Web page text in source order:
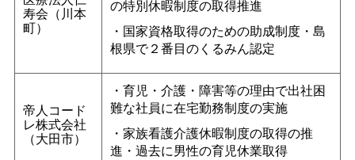
寿会（川本
町）
の特別休暇制度の取得推進
・国家資格取得のための助成制度・島
根県で２番目のくるみん認定
帝人コード
レ株式会社
（大田市）
・育児・介護・障害等の理由で出社困
難な社員に在宅勤務制度の実施
・家族看護介護休暇制度の取得の推
進・過去に男性の育児休業取得